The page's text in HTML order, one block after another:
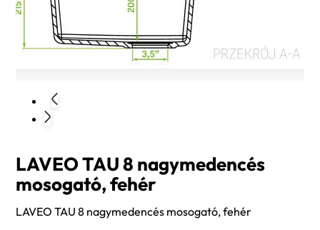
LAVEO TAU 8 nagymedencés
mosogató, fehér
LAVEO TAU 8 nagymedencés mosogató, fehér